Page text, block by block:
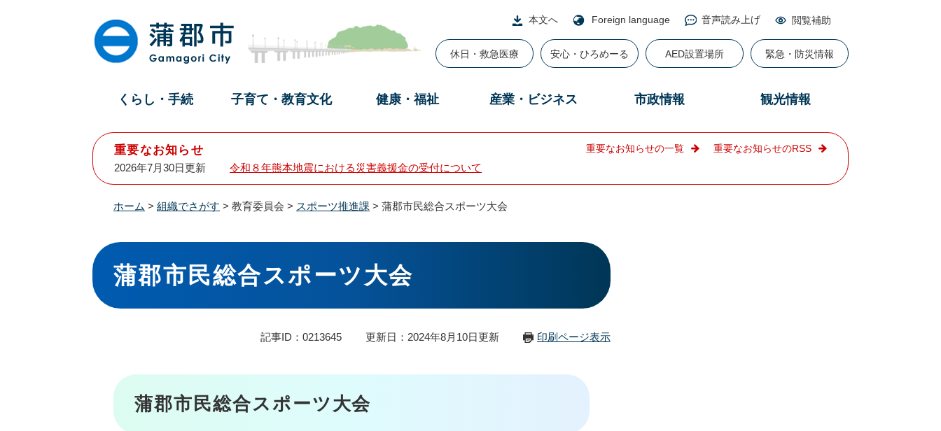
本文へ Foreign language 音声読み上げ 閲覧補助
休日・救急医療 安心・ひろめーる AED設置場所 緊急・防災情報
くらし・手続 子育て・教育文化 健康・福祉 産業・ビジネス 市政情報 観光情報
重要なお知らせ
2026年7月30日更新 令和８年熊本地震における災害義援金の受付について
重要なお知らせの一覧 重要なお知らせのRSS
ホーム > 組織でさがす > 教育委員会 > スポーツ推進課 > 蒲郡市民総合スポーツ大会
本
文
蒲郡市民総合スポーツ大会
記事ID：0213645 更新日：2024年8月10日更新 印刷ページ表示
蒲郡市民総合スポーツ大会